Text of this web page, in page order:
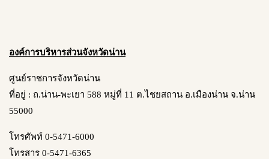
องค์การบริหารส่วนจังหวัดน่าน
ศูนย์ราชการจังหวัดน่าน
ที่อยู่ : ถ.น่าน-พะเยา 588 หมู่ที่ 11 ต.ไชยสถาน อ.เมืองน่าน จ.น่าน
55000
โทรศัพท์ 0-5471-6000
โทรสาร 0-5471-6365